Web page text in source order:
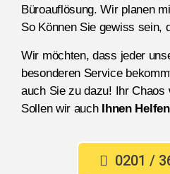
Büroauflösung. Wir planen
So Können Sie gewiss sein,
Wir möchten, dass jeder
besonderen Service
auch Sie zu dazu! Ihr Chaos
Sollen wir auch Ihnen
0201 /